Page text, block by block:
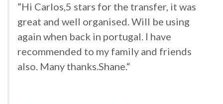
”Hi Carlos,5 stars for the transfer, it was
great and well organised. Will be using
again when back in portugal. I have
recommended to my family and friends
also. Many thanks.Shane.“